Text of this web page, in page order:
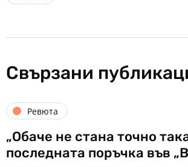
Свързани
Ревюта
„Обаче не стана точно
последната поръчка във